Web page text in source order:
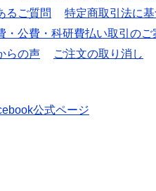
るご質問
特定商取引法に
・公費・科研費払い取引のご
らの声 ご注文の取り消し
公式ページ